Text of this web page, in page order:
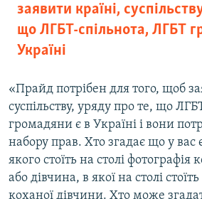
заявити країні,
що ЛГБТ-спільнота, ЛГБТ
Україні
«Прайд потрібен для того, щоб
суспільству, уряду про те, що
громадяни є в Україні і вони
набору прав. Хто згадає що у вас
якого стоїть на столі фотографія
або дівчина, в якої на столі
коханої дівчини. Хто може